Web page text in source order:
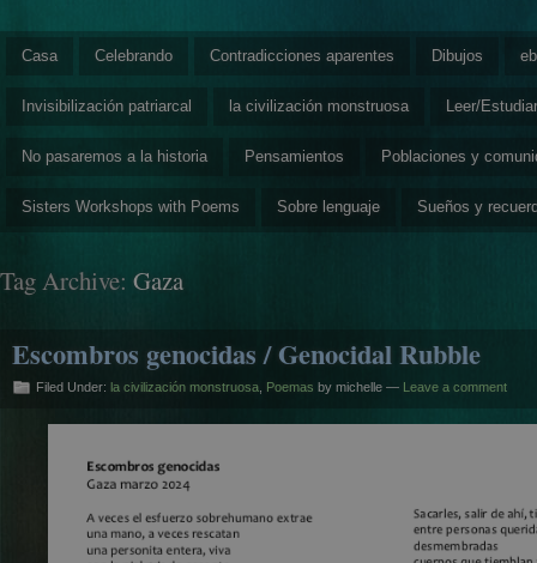
Casa Celebrando Contradicciones aparentes Dibujos
Invisibilización patriarcal la civilización monstruosa Leer/Estudiar
No pasaremos a la historia Pensamientos Poblaciones y
Sisters Workshops with Poems Sobre lenguaje Sueños y
Tag Archive: Gaza
Escombros genocidas / Genocidal Rubble
Filed Under: la civilización monstruosa Poemas by michelle — Leave a comment